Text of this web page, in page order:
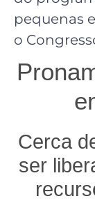
pequenas
o
Cerca
ser